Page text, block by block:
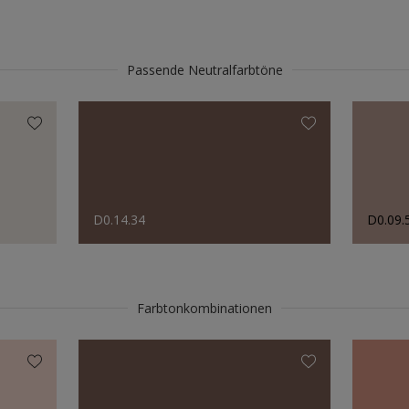
Passende Neutralfarbtöne
D0.14.34
Farbtonkombinationen